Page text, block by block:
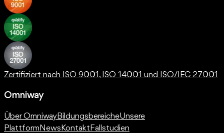
Zertifiziert nach ISO 9001, ISO 14001 und ISO/IEC 27001
Omniway
Über OmniwayBildungsbereicheUnsere
Plattform News Kontakt Fallstudien